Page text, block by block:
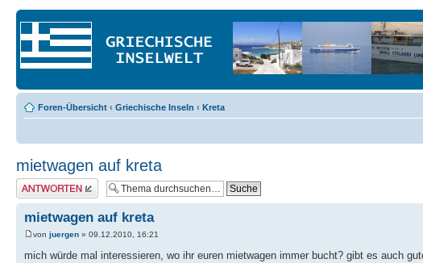
Foren-Übersicht ‹ Griechische Inseln ‹ Kreta
mietwagen auf kreta
Antwort erstellen
mietwagen auf kreta
von juergen » 09.12.2010, 16:21
mich würde mal interessieren, wo ihr euren mietwagen immer bucht? gibt es auch